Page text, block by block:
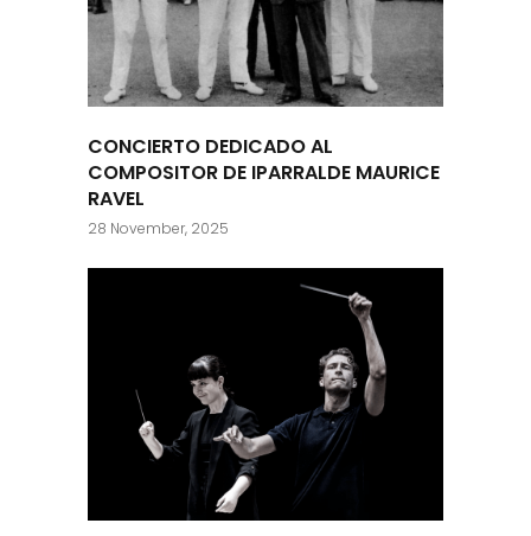
CONCIERTO DEDICADO AL
COMPOSITOR DE IPARRALDE MAURICE
RAVEL
28 November, 2025